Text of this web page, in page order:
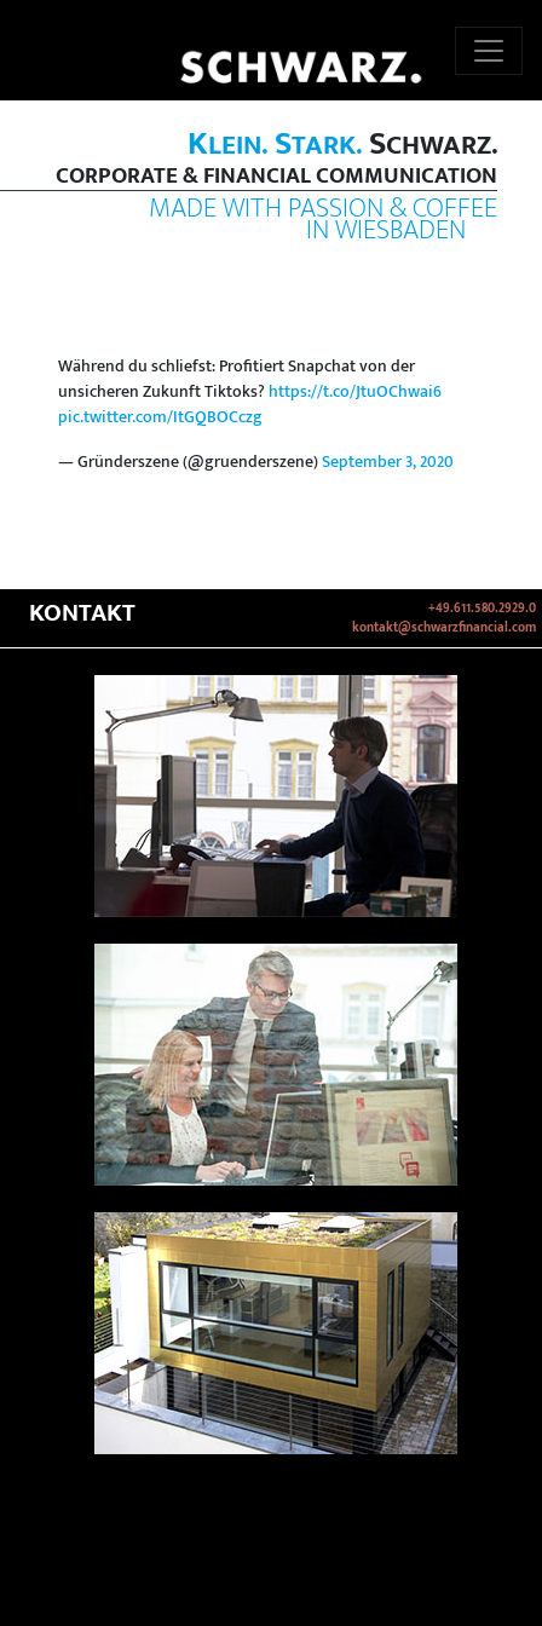
KLEIN.STARK.SCHWARZ.
CORPORATE & FINANCIAL COMMUNICATION
MADE WITH PASSION & COFFEE
IN WIESBADEN
Während du schliefst: Profitiert Snapchat von der
unsicheren Zukunft Tiktoks?https://t.co/JtuOChwai6
pic.twitter.com/ItGQBOCczg
— Gründerszene (@gruenderszene)September 3, 2020
KONTAKT
+49.611.580.2929.0
kontakt@schwarzfinancial.com